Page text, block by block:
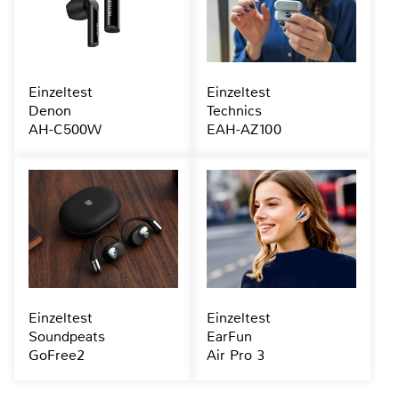
Einzeltest
Denon
AH-C500W
Einzeltest
Technics
EAH-AZ100
Einzeltest
Soundpeats
GoFree2
Einzeltest
EarFun
Air Pro 3